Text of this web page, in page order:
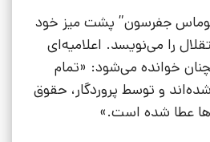
و “توماس جفرسون” پشت میز خود
را می‌نویسد. اعلامیه‌ای
خوانده می‌شود: «تمام
شده‌اند و توسط پروردگار، حقوق
عطا شده است.»